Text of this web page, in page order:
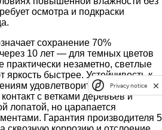
осмотра и подкраски
сохранение 70%
10 лет — для темных цветов
практически незаметно, светлые
яркость быстрее. Устойчивость к
удовлетворительная —
с ветками деревьев и
лопатой, но царапается
Гарантия производителя 5
Privacy notice